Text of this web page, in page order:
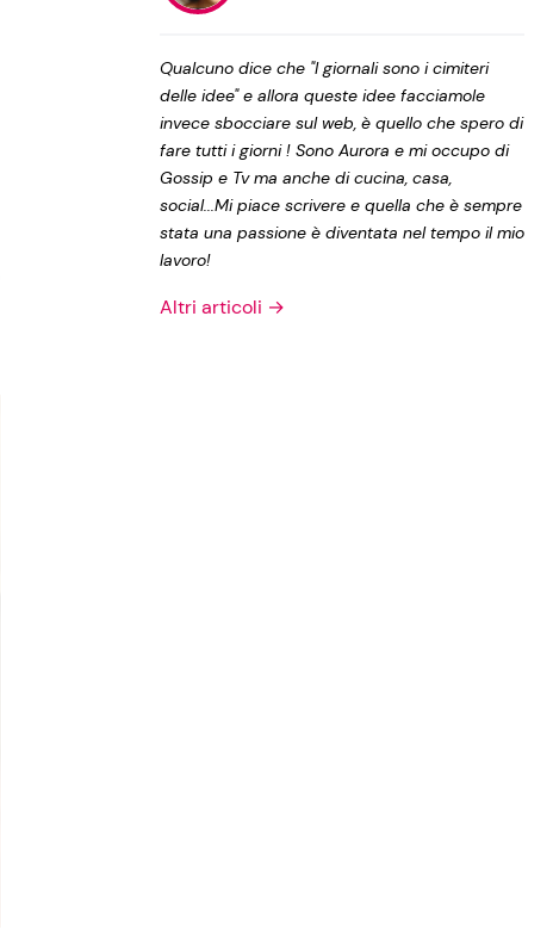
Privacy Policy
Qualcuno dice che "I giornali sono i cimiteri
delle idee" e allora queste idee facciamole
invece sbocciare sul web, è quello che spero di
fare tutti i giorni ! Sono Aurora e mi occupo di
Gossip e Tv ma anche di cucina, casa,
social...Mi piace scrivere e quella che è sempre
stata una passione è diventata nel tempo il mio
lavoro!
Altri articoli →